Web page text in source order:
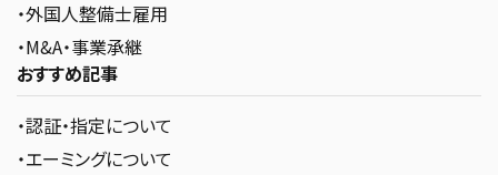
・外国人整備士雇用
・M&A・事業承継
おすすめ記事
・認証・指定について
・エーミングについて